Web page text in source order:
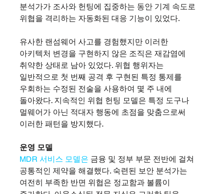
분석가가 조사와 헌팅에 집중하는 동안 기계 속도로
위협을 격리하는 자동화된 대응 기능이 있었다.
유사한 랜섬웨어 사고를 경험했지만 이러한
아키텍처 변경을 구현하지 않은 조직은 재감염에
취약한 상태로 남아 있었다. 위협 행위자는
일반적으로 첫 번째 공격 후 구현된 특정 통제를
우회하는 수정된 전술을 사용하여 몇 주 내에
돌아왔다. 지속적인 위협 헌팅 모델은 특정 도구나
멀웨어가 아닌 적대자 행동에 초점을 맞춤으로써
이러한 패턴을 방지했다.
운영 모델
MDR 서비스 모델은 금융 및 정부 부문 전반에 걸쳐
공통적인 제약을 해결했다. 숙련된 보안 분석가는
여전히 부족한 반면 위협은 정교함과 볼륨이